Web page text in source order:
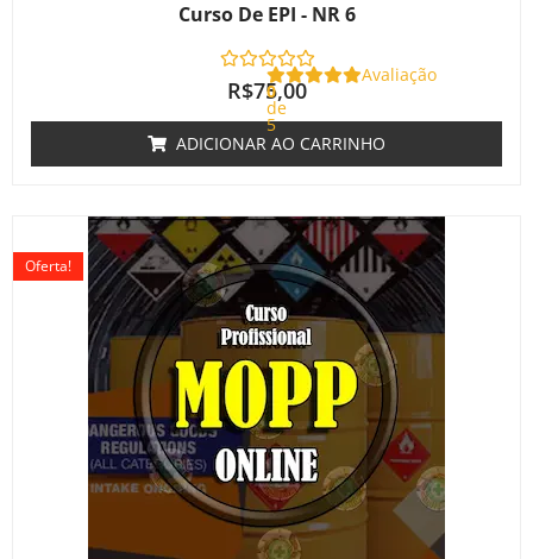
Curso De EPI - NR 6
Avaliação
0
de
5
R$75,00
ADICIONAR AO CARRINHO
Oferta!
O
preço
original
era:
R$220,00.
O
preço
atual
é:
R$180,00.